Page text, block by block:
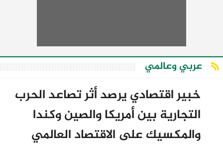
عربي وعالمي
خبير اقتصادي يرصد أثر تصاعد الحرب
التجارية بين أمريكا والصين وكندا
والمكسيك على الاقتصاد العالمي